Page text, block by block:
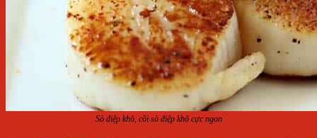
Sò điệp khô, cồi sò điệp khô cực ngon